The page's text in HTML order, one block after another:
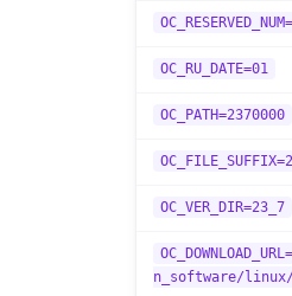
OC_RU_DATE=01
OC_PATH=2370000
OC_VER_DIR=23_7
n_software/